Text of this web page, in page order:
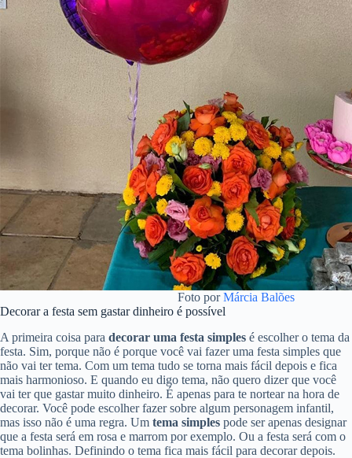
Foto porMárcia Balões
Decorar a festa sem gastar dinheiro é possível
A primeira coisa para decorar uma festa simples é escolher o tema da
festa. Sim, porque não é porque você vai fazer uma festa simples que
não vai ter tema. Com um tema tudo se torna mais fácil depois e fica
mais harmonioso. E quando eu digo tema, não quero dizer que você
vai ter que gastar muito dinheiro. É apenas para te nortear na hora de
decorar. Você pode escolher fazer sobre algum personagem infantil,
mas isso não é uma regra. Um tema simples pode ser apenas designar
que a festa será em rosa e marrom por exemplo. Ou a festa será com o
tema bolinhas. Definindo o tema fica mais fácil para decorar depois.